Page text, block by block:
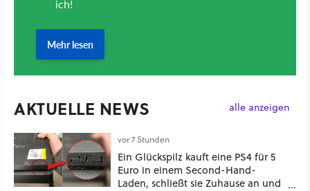
AKTUELLE NEWS alle anzeigen
vor 7 Stunden
Ein Glückspilz kauft eine PS4 für 5
Euro in einem Second-Hand-
Laden, schließt sie Zuhause an und